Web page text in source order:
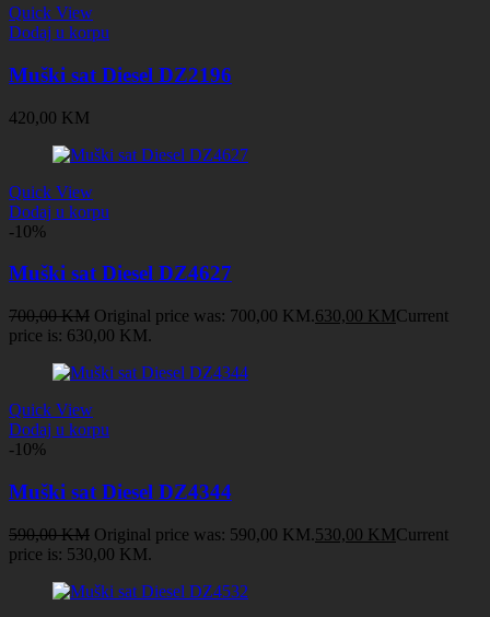
Quick View
Dodaj u korpu
Muški sat Diesel DZ2196
420,00 KM
Quick View
Dodaj u korpu
-10%
Muški sat Diesel DZ4627
700,00KM Original price was: 700,00 KM.630,00 KMCurrent
price is: 630,00 KM.
Quick View
Dodaj u korpu
-10%
Muški sat Diesel DZ4344
590,00KM Original price was: 590,00 KM.530,00 KMCurrent
price is: 530,00 KM.